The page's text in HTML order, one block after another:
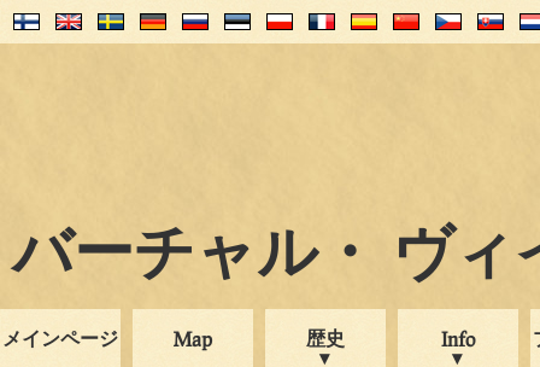
バーチャル・ ヴィ
メインページ Map 歴史 Info